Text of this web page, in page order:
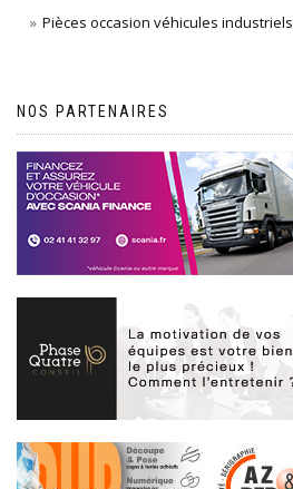
Pièces occasion véhicules industriels
NOS PARTENAIRES